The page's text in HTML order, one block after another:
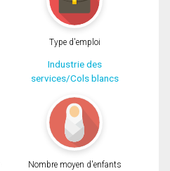
Type d'emploi
Industrie des
services/Cols blancs
Nombre moyen d'enfants